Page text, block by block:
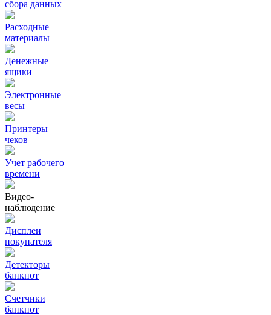
сбора данных
Расходные
материалы
Денежные
ящики
Электронные
весы
Принтеры
чеков
Учет рабочего
времени
Видео‑
наблюдение
Дисплеи
покупателя
Детекторы
банкнот
Счетчики
банкнот